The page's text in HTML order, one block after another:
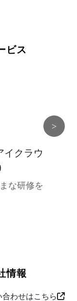
ビス
イクラウ
な研修を
>
情報
わせはこちら